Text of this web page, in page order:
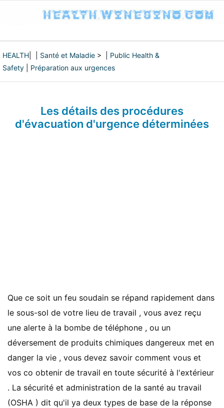
HEALTH Santé et Maladie > | Public Health &
Safety
Préparation aux urgences
Les détails des procédures
d'évacuation d'urgence déterminées
Que ce soit un feu soudain se répand rapidement dans
le sous-sol de votre lieu de travail , vous avez reçu
une alerte à la bombe de téléphone , ou un
déversement de produits chimiques dangereux met en
danger la vie , vous devez savoir comment vous et
vos co obtenir de travail en toute sécurité à l'extérieur
. La sécurité et administration de la santé au travail
(OSHA ) dit qu'il ya deux types de base de la réponse